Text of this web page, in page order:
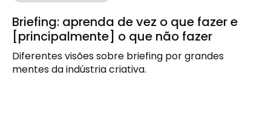
Briefing: aprenda de vez o que fazer e
[principalmente] o que não fazer
Diferentes visões sobre briefing por grandes
mentes da indústria criativa.